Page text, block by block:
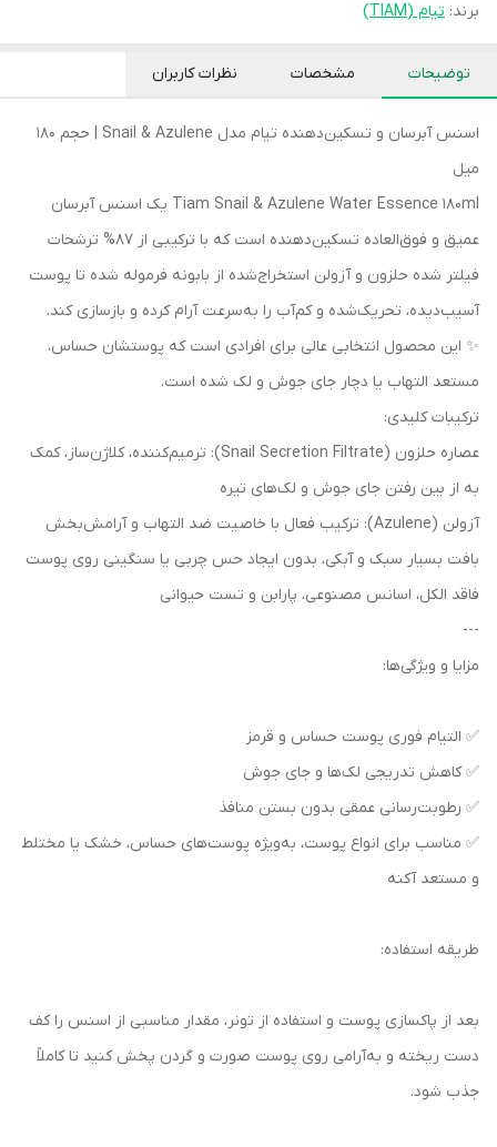
برند: تیام (TIAM)
توضیحات مشخصات نظرات کاربران
اسنس آبرسان و تسکین‌دهنده تیام مدل Snail & Azulene | حجم 180
میل
Tiam Snail & Azulene Water Essence 180ml یک اسنس آبرسان
عمیق و فوق‌العاده تسکین‌دهنده است که با ترکیبی از 87% ترشحات
فیلتر شده حلزون و آزولن استخراج‌شده از بابونه فرموله شده تا پوست
آسیب‌دیده، تحریک‌شده و کم‌آب را به‌سرعت آرام کرده و بازسازی کند.
✨ این محصول انتخابی عالی برای افرادی است که پوستشان حساس،
مستعد التهاب یا دچار جای جوش و لک شده است.
ترکیبات کلیدی:
عصاره حلزون (Snail Secretion Filtrate): ترمیم‌کننده، کلاژن‌ساز، کمک
به از بین رفتن جای جوش و لک‌های تیره
آزولن (Azulene): ترکیب فعال با خاصیت ضد التهاب و آرامش‌بخش
بافت بسیار سبک و آبکی، بدون ایجاد حس چربی یا سنگینی روی پوست
فاقد الکل، اسانس مصنوعی، پارابن و تست حیوانی
---
مزایا و ویژگی‌ها:
✅ التیام فوری پوست حساس و قرمز
✅ کاهش تدریجی لک‌ها و جای جوش
✅ رطوبت‌رسانی عمقی بدون بستن منافذ
✅ مناسب برای انواع پوست، به‌ویژه پوست‌های حساس، خشک یا مختلط
و مستعد آکنه
طریقه استفاده:
بعد از پاکسازی پوست و استفاده از تونر، مقدار مناسبی از اسنس را کف
دست ریخته و به‌آرامی روی پوست صورت و گردن پخش کنید تا کاملاً
جذب شود.